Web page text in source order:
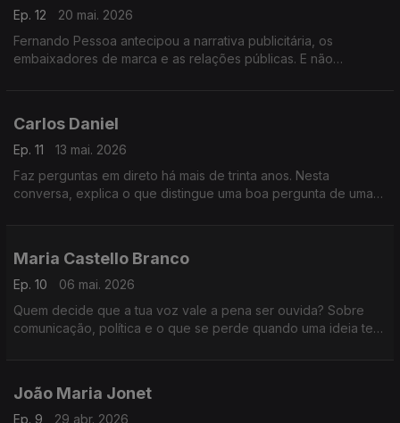
Ep. 12
20 mai. 2026
Fernando Pessoa antecipou a narrativa publicitária, os
embaixadores de marca e as relações públicas. E não
Carlos Daniel
Ep. 11
13 mai. 2026
Faz perguntas em direto há mais de trinta anos. Nesta
conversa, explica o que distingue uma boa pergunta de uma
Maria Castello Branco
Ep. 10
06 mai. 2026
Quem decide que a tua voz vale a pena ser ouvida? Sobre
comunicação, política e o que se perde quando uma ideia tem
João Maria Jonet
Ep. 9
29 abr. 2026